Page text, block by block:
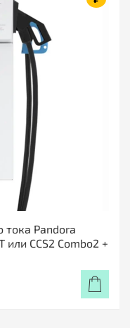
тока Pandora
или CCS2 Combo2 +